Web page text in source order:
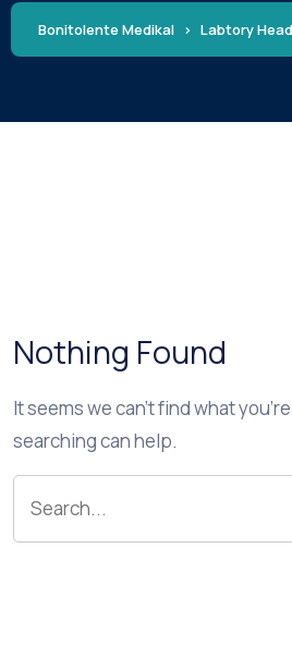
Bonitolente Medikal > Labtory
Nothing Found
It seems we can’t find what
searching can help.